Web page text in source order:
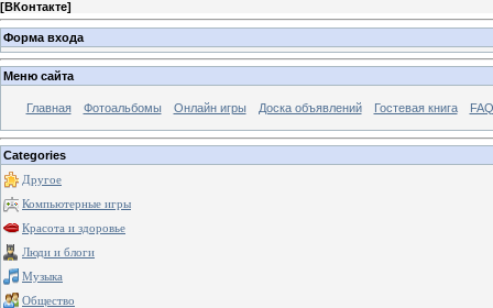
[ВКонтакте]
Форма входа
Меню сайта
Главная Фотоальбомы Онлайн игры Доска объявлений Гостевая книга
Categories
Другое
Компьютерные игры
Красота и здоровье
Люди и блоги
Музыка
Общество